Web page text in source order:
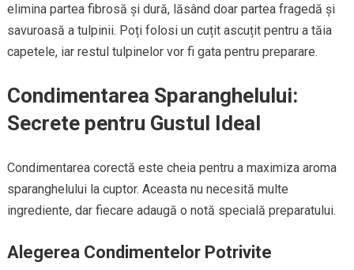
elimina partea fibrosă și dură, lăsând doar partea fragedă și
savuroasă a tulpinii. Poți folosi un cuțit ascuțit pentru a tăia
capetele, iar restul tulpinelor vor fi gata pentru preparare.
Condimentarea Sparanghelului:
Secrete pentru Gustul Ideal
Condimentarea corectă este cheia pentru a maximiza aroma
sparanghelului la cuptor. Aceasta nu necesită multe
ingrediente, dar fiecare adaugă o notă specială preparatului.
Alegerea Condimentelor Potrivite